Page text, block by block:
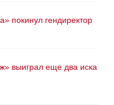
покинул гендиректор
выиграл еще два иска